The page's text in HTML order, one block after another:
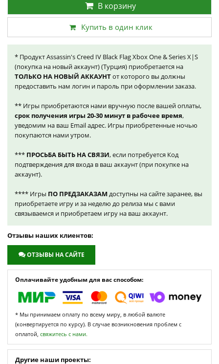
В корзину
Купить в один клик
* Продукт Assassin's Creed IV Black Flag Xbox One & Series X|S
(покупка на новый аккаунт) (Турция) приобретается на
ТОЛЬКО НА НОВЫЙ АККАУНТот которого вы должны
предоставить нам логин и пароль при оформлении заказа.
** Игры приобретаются нами вручную после вашей оплаты,
срок получения игры 20-30 минут в рабочее время,
уведомим на ваш Email адрес. Игры приобретенные ночью
покупаются нами утром.
*** ПРОСЬБА БЫТЬ НА СВЯЗИ, если потребуется Код
подтверждения для входа в ваш аккаунт (при покупке на
аккаунт).
**** Игры ПО ПРЕДЗАКАЗАМ доступны на сайте заранее, вы
приобретаете игру и за неделю до релиза мы с вами
связываемся и приобретаем игру на ваш аккаунт.
Отзывы наших клиентов:
ОТЗЫВЫ НА САЙТЕ
Оплачивайте удобным для вас способом:
* Мы принимаем оплату по всему миру, в любой валюте
(конвертируется по курсу). В случае возникновения проблем с
оплатой, свяжитесь с нами.
Другие наши проекты: